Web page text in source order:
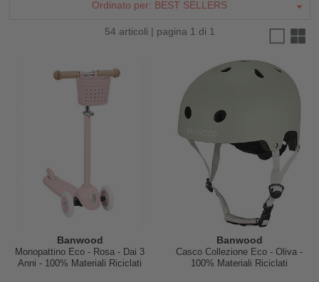
Ordinato per: BEST SELLERS
54 articoli | pagina 1 di 1
Banwood
Monopattino Eco - Rosa - Dai 3
Anni - 100% Materiali Riciclati
Banwood
Casco Collezione Eco - Oliva -
100% Materiali Riciclati